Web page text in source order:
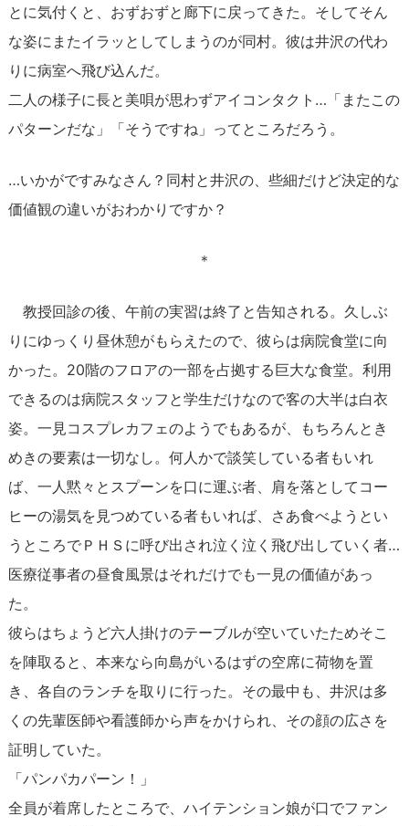
とに気付くと、おずおずと廊下に戻ってきた。そしてそん
な姿にまたイラッとしてしまうのが同村。彼は井沢の代わ
りに病室へ飛び込んだ。
二人の様子に長と美唄が思わずアイコンタクト…「またこの
パターンだな」「そうですね」ってところだろう。
…いかがですみなさん？同村と井沢の、些細だけど決定的な
価値観の違いがおわかりですか？
＊
教授回診の後、午前の実習は終了と告知される。久しぶ
りにゆっくり昼休憩がもらえたので、彼らは病院食堂に向
かった。20階のフロアの一部を占拠する巨大な食堂。利用
できるのは病院スタッフと学生だけなので客の大半は白衣
姿。一見コスプレカフェのようでもあるが、もちろんとき
めきの要素は一切なし。何人かで談笑している者もいれ
ば、一人黙々とスプーンを口に運ぶ者、肩を落としてコー
ヒーの湯気を見つめている者もいれば、さあ食べようとい
うところでＰＨＳに呼び出され泣く泣く飛び出していく者…
医療従事者の昼食風景はそれだけでも一見の価値があっ
た。
彼らはちょうど六人掛けのテーブルが空いていたためそこ
を陣取ると、本来なら向島がいるはずの空席に荷物を置
き、各自のランチを取りに行った。その最中も、井沢は多
くの先輩医師や看護師から声をかけられ、その顔の広さを
証明していた。
「パンパカパーン！」
全員が着席したところで、ハイテンション娘が口でファン